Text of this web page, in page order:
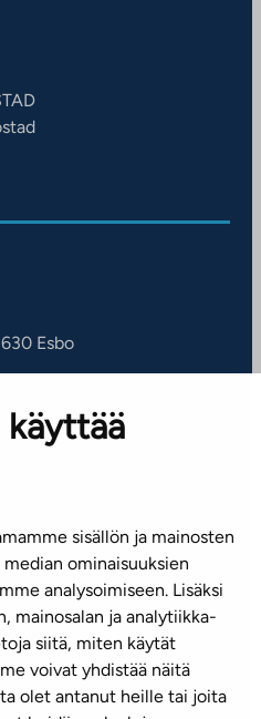
käyttää
sisällön ja mainosten
ominaisuuksien
analysoimiseen. Lisäksi
mainosalan ja analytiikka-
siitä, miten käytät
voivat yhdistää näitä
olet antanut heille tai joita
Esbo